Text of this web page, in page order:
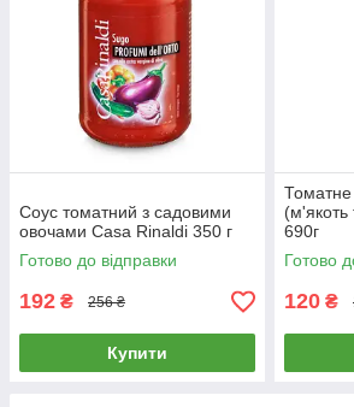
Соус томатний з садовими
овочами Casa Rinaldi 350 г
Готово до відправки
192 ₴ 256 ₴
Купити
(м'якоть
690г
Готово
120 ₴